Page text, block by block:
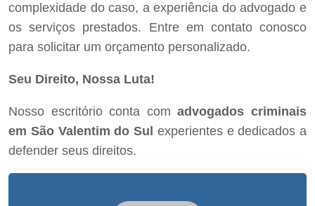
complexidade do caso, a experiência do advogado e
os serviços prestados. Entre em contato conosco
para solicitar um orçamento personalizado.
Seu Direito, Nossa Luta!
Nosso escritório conta comadvogados criminais
em São Valentim do Sul experientes e dedicados a
defender seus direitos.